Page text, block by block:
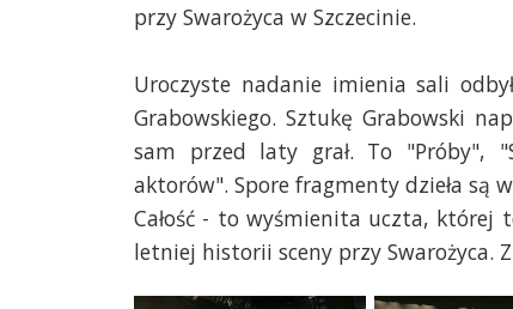
przy Swarożyca w Szczecinie.
Uroczyste nadanie imienia sali
Grabowskiego. Sztukę Grabowski
sam przed laty grał. To "Próby",
aktorów". Spore fragmenty dzieła są
Całość - to wyśmienita uczta, której
letniej historii sceny przy Swarożyca.